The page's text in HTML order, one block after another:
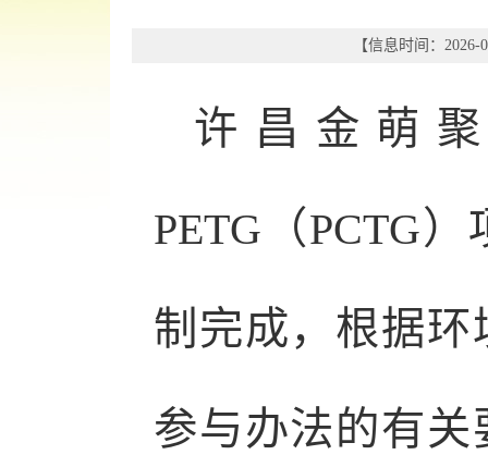
【信息时间：
许昌金萌
PETG（PCTG
制完成，根据
参与办法的有